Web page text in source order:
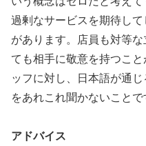
過剰なサービスを期待し
があります。店員も対等
ても相手に敬意を持つこ
ッフに対し、日本語が通
をあれこれ聞かないことで
アドバイス